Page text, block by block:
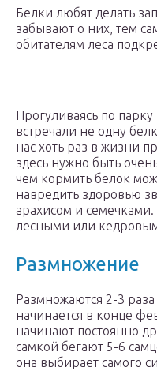
Белки любят делать
забывают о них, тем
обитателям леса
Прогуливаясь по
встречали не одну
нас хоть раз в жизни
здесь нужно быть
чем кормить белок
навредить здоровью
арахисом и
лесными или
Размножение
Размножаются 2-3
начинается в конце
начинают постоянно
самкой бегают 5-6
она выбирает самого